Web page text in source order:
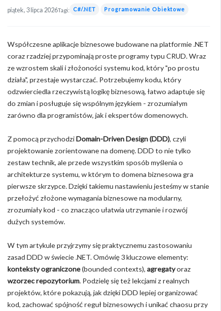
piątek, 3 lipca 2026Tagi: C#/.NET Programowanie Obiektowe
Współczesne aplikacje biznesowe budowane na platformie .NET
coraz rzadziej przypominają proste programy typu CRUD. Wraz
ze wzrostem skali i złożoności systemu kod, który "po prostu
działa", przestaje wystarczać. Potrzebujemy kodu, który
odzwierciedla rzeczywistą logikę biznesową, łatwo adaptuje się
do zmian i posługuje się wspólnym językiem - zrozumiałym
zarówno dla programistów, jak i ekspertów domenowych.
Z pomocą przychodziDomain-Driven Design (DDD), czyli
projektowanie zorientowane na domenę. DDD to nie tylko
zestaw technik, ale przede wszystkim sposób myślenia o
architekturze systemu, w którym to domena biznesowa gra
pierwsze skrzypce. Dzięki takiemu nastawieniu jesteśmy w stanie
przełożyć złożone wymagania biznesowe na modularny,
zrozumiały kod - co znacząco ułatwia utrzymanie i rozwój
dużych systemów.
W tym artykule przyjrzymy się praktycznemu zastosowaniu
zasad DDD w świecie .NET. Omówię 3 kluczowe elementy:
konteksty ograniczone(bounded contexts), agregatyoraz
wzorzec repozytorium. Podzielę się też lekcjami z realnych
projektów, które pokazują, jak dzięki DDD lepiej organizować
kod, zachować spójność reguł biznesowych i unikać chaosu przy